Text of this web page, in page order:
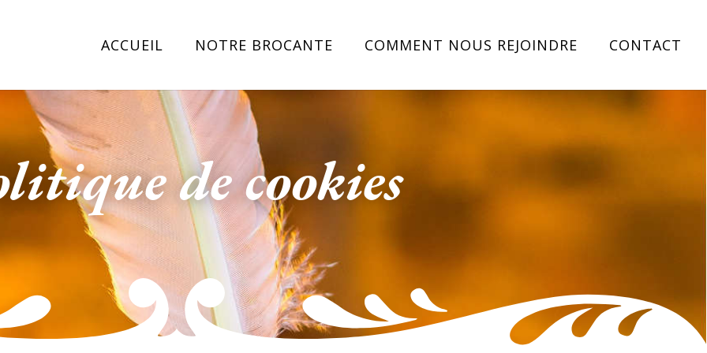
ACCUEIL NOTRE BROCANTE COMMENT NOUS REJOINDRE CONTACT
de cookies